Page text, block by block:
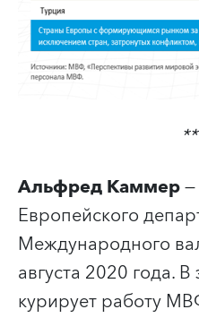
Альфред Каммер
Европейского
Международного
августа 2020 года.
курирует работу